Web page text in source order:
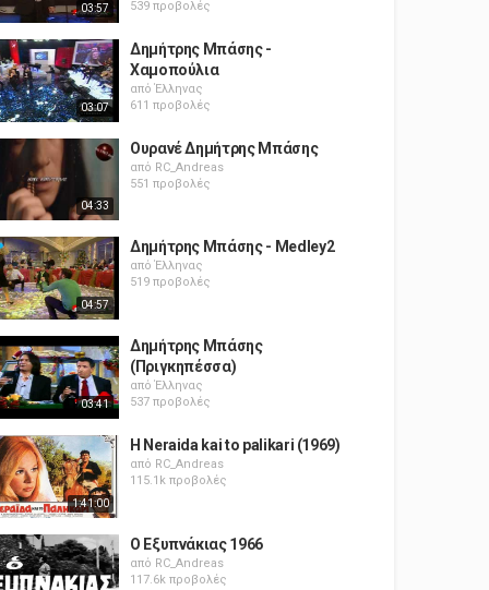
03:57 539 προβολές
03:07
Δημήτρης Μπάσης -
Χαμοπούλια
απόΈλληνας
611 προβολές
04:33
Ουρανέ Δημήτρης Μπάσης
από RC_Andreas
551 προβολές
04:57
Δημήτρης Μπάσης - Medley2
απόΈλληνας
519 προβολές
03:41
Δημήτρης Μπάσης
(Πριγκηπέσσα)
απόΈλληνας
537 προβολές
1:41:00
H Neraida kai to palikari (1969)
από RC_Andreas
115.1k προβολές
Ο Εξυπνάκιας 1966
από RC_Andreas
117.6k προβολές